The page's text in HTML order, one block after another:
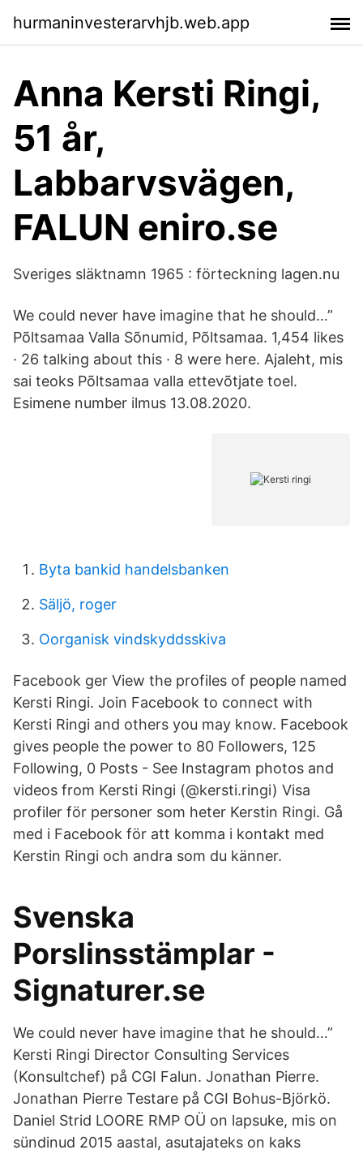
hurmaninvesterarvhjb.web.app
Anna Kersti Ringi,
51 år,
Labbarvsvägen,
FALUN eniro.se
Sveriges släktnamn 1965 : förteckning lagen.nu
We could never have imagine that he should…”
Põltsamaa Valla Sõnumid, Põltsamaa. 1,454 likes
· 26 talking about this · 8 were here. Ajaleht, mis
sai teoks Põltsamaa valla ettevõtjate toel.
Esimene number ilmus 13.08.2020.
Byta bankid handelsbanken
Säljö, roger
Oorganisk vindskyddsskiva
Facebook ger View the profiles of people named
Kersti Ringi. Join Facebook to connect with
Kersti Ringi and others you may know. Facebook
gives people the power to 80 Followers, 125
Following, 0 Posts - See Instagram photos and
videos from Kersti Ringi (@kersti.ringi) Visa
profiler för personer som heter Kerstin Ringi. Gå
med i Facebook för att komma i kontakt med
Kerstin Ringi och andra som du känner.
Svenska
Porslinsstämplar -
Signaturer.se
We could never have imagine that he should…”
Kersti Ringi Director Consulting Services
(Konsultchef) på CGI Falun. Jonathan Pierre.
Jonathan Pierre Testare på CGI Bohus-Björkö.
Daniel Strid LOORE RMP OÜ on lapsuke, mis on
sündinud 2015 aastal, asutajateks on kaks